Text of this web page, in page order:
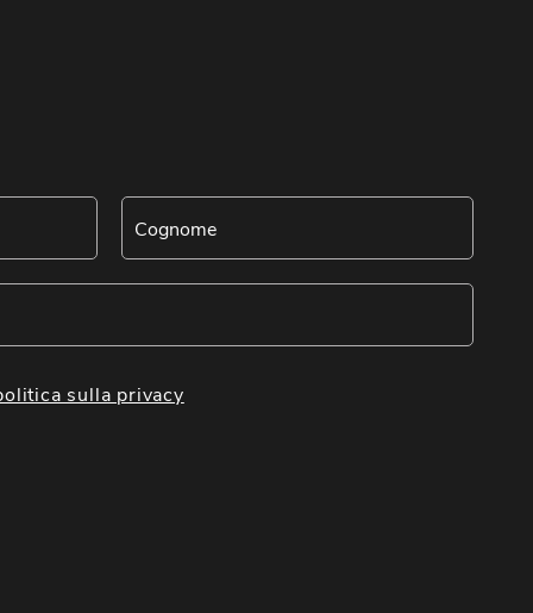
sulla privacy